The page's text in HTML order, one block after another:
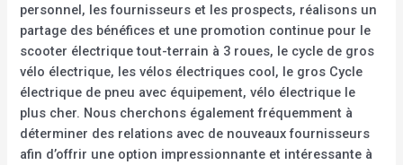
personnel, les fournisseurs et les prospects, réalisons un
partage des bénéfices et une promotion continue pour le
scooter électrique tout-terrain à 3 roues, le cycle de gros
vélo électrique, les vélos électriques cool, le gros Cycle
électrique de pneu avec équipement, vélo électrique le
plus cher. Nous cherchons également fréquemment à
déterminer des relations avec de nouveaux fournisseurs
afin d’offrir une option impressionnante et intéressante à